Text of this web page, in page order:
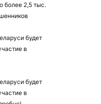
более 2,5 тыс.
будет
в
будет
в